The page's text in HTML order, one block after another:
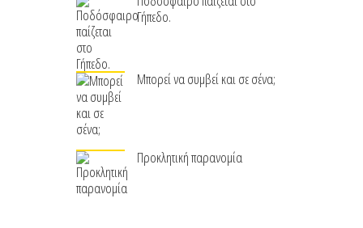
Γήπεδο.
Μπορεί να συμβεί και σε σένα;
Προκλητική παρανομία